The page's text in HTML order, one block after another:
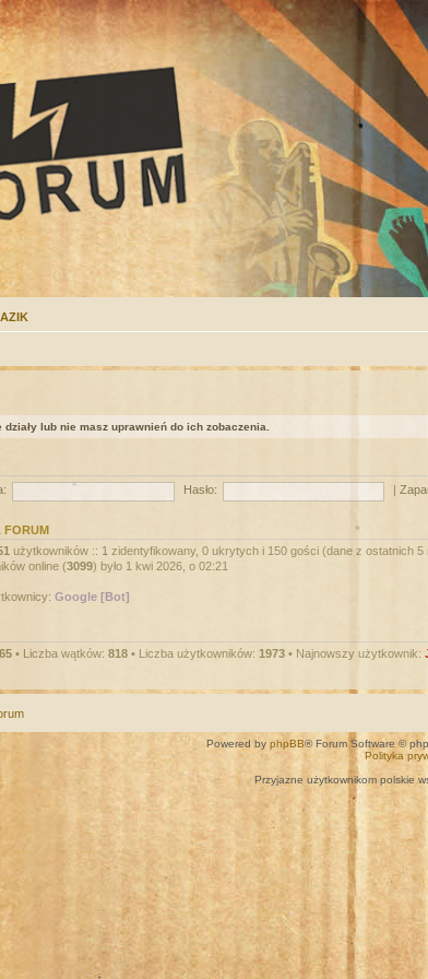
lub nie masz uprawnień do ich zobaczenia.
Hasło:
FORUM
użytkowników :: 1 zidentyfikowany, 0 ukrytych i 150 gości (dane z ostatnich 5
online (3099) było 1 kwi 2026, o 02:21
Google [Bot]
• Liczba wątków: 818 • Liczba użytkowników: 1973 • Najnowszy użytkownik:
Powered by phpBB® Forum Software ©
Polityka
Przyjazne użytkownikom polskie